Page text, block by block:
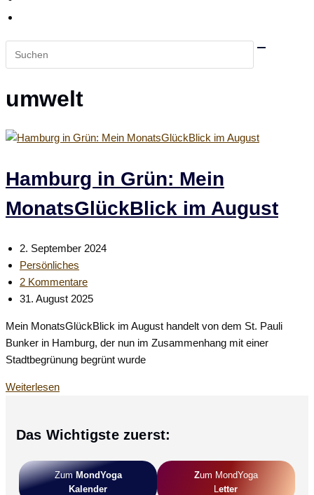
Website
durchsuchen
umwelt
Hamburg in Grün: Mein
MonatsGlückBlick im August
Beitrag
veröffentlicht:
2. September 2024
Beitrags-
Kategorie:
Persönliches
Beitrags-
Kommentare:
2 Kommentare
Beitrag
geändert
am:
31. August 2025
Mein MonatsGlückBlick im August handelt von dem St. Pauli
Bunker in Hamburg, der nun im Zusammenhang mit einer
Stadtbegrünung begrünt wurde
WeiterlesenHamburg
Mein
im
August
Das Wichtigste zuerst:
ZumMondYoga
Kalender
ZUm MondYoga
LEtter